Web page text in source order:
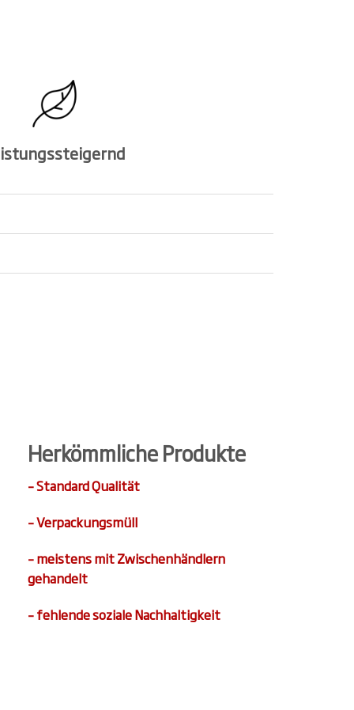
Herkömmliche Produkte
– Standard Qualität
– Verpackungsmüll
– meistens mit Zwischenhändlern
gehandelt
– fehlende soziale Nachhaltigkeit